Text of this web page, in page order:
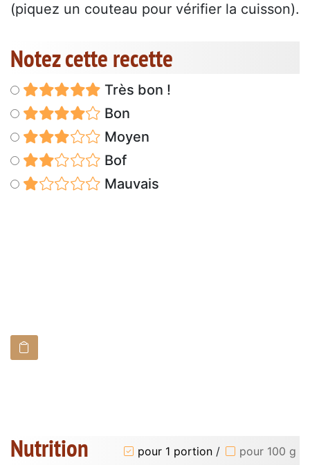
(piquez un couteau pour vérifier la cuisson).
Notez cette recette
Très bon !
Bon
Moyen
Bof
Mauvais
Nutrition pour 1 portion / pour 100 g